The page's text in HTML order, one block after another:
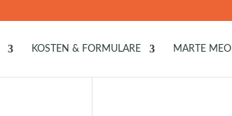
KOSTEN & FORMULARE MARTE MEO